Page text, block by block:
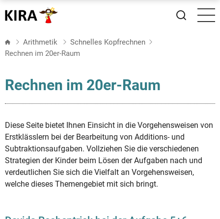
zum
Arithmetik
Schnelles Kopfrechnen
Rechnen im 20er-Raum
Rechnen im 20er-Raum
Diese Seite bietet Ihnen Einsicht in die Vorgehensweisen von
Erstklässlern bei der Bearbeitung von Additions- und
Subtraktionsaufgaben. Vollziehen Sie die verschiedenen
Strategien der Kinder beim Lösen der Aufgaben nach und
verdeutlichen Sie sich die Vielfalt an Vorgehensweisen,
welche dieses Themengebiet mit sich bringt.